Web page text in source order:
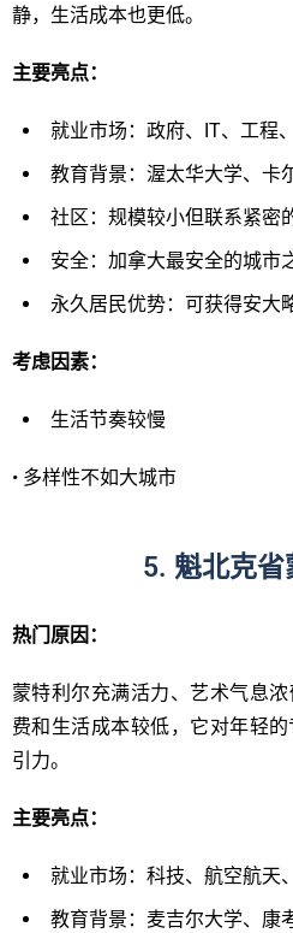
静，生活成本也更低。
主要亮点：
就业市场：政府、IT、工程
教育背景：渥太华大学、卡
社区：规模较小但联系紧密
安全：加拿大最安全的城市
永久居民优势：可获得安大
考虑因素：
生活节奏较慢
• 多样性不如大城市
5. 魁北克省
热门原因：
蒙特利尔充满活力、艺术气息
费和生活成本较低，它对年轻
引力。
主要亮点：
就业市场：科技、航空航天
教育背景：麦吉尔大学、康